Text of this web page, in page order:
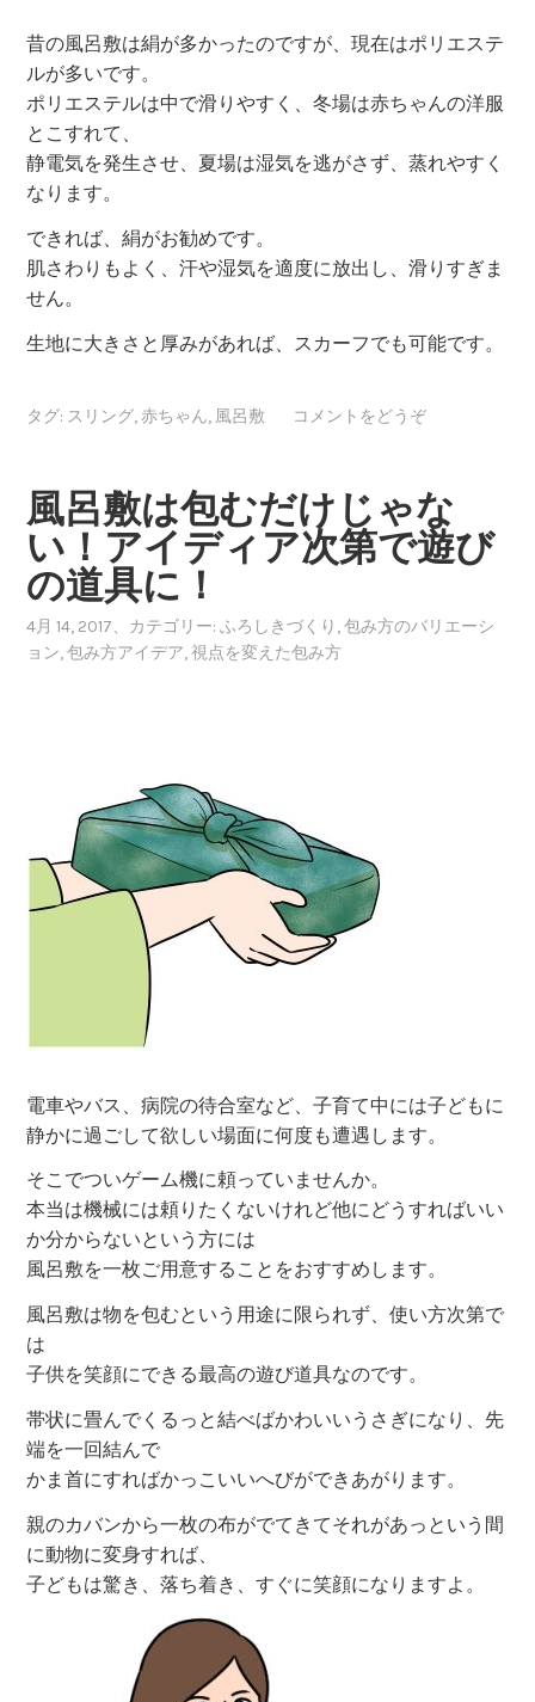
昔の風呂敷は絹が多かったのですが、現在はポリエステ
ルが多いです。
ポリエステルは中で滑りやすく、冬場は赤ちゃんの洋服
とこすれて、
静電気を発生させ、夏場は湿気を逃がさず、蒸れやすく
なります。
できれば、絹がお勧めです。
肌さわりもよく、汗や湿気を適度に放出し、滑りすぎま
せん。
生地に大きさと厚みがあれば、スカーフでも可能です。
タグ: スリング,赤ちゃん, 風呂敷 コメントをどうぞ
風呂敷は包むだけじゃな
い！アイディア次第で遊び
の道具に！
4月 14, 2017、カテゴリー:ふろしきづくり ,包み方のバリエーシ
ョン,包み方アイデア,視点を変えた包み方
電車やバス、病院の待合室など、子育て中には子どもに
静かに過ごして欲しい場面に何度も遭遇します。
そこでついゲーム機に頼っていませんか。
本当は機械には頼りたくないけれど他にどうすればいい
か分からないという方には
風呂敷を一枚ご用意することをおすすめします。
風呂敷は物を包むという用途に限られず、使い方次第で
は
子供を笑顔にできる最高の遊び道具なのです。
帯状に畳んでくるっと結べばかわいいうさぎになり、先
端を一回結んで
かま首にすればかっこいいへびができあがります。
親のカバンから一枚の布がでてきてそれがあっという間
に動物に変身すれば、
子どもは驚き、落ち着き、すぐに笑顔になりますよ。